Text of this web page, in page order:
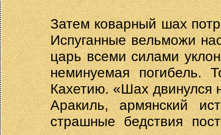
Затем коварный шах
Испуганные вельможи
царь всеми силами
неминуемая погибель.
Кахетию. «Шах двинулся
Аракиль, армянский
страшные бедствия